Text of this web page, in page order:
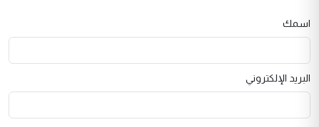
اسمك
البريد الإلكتروني